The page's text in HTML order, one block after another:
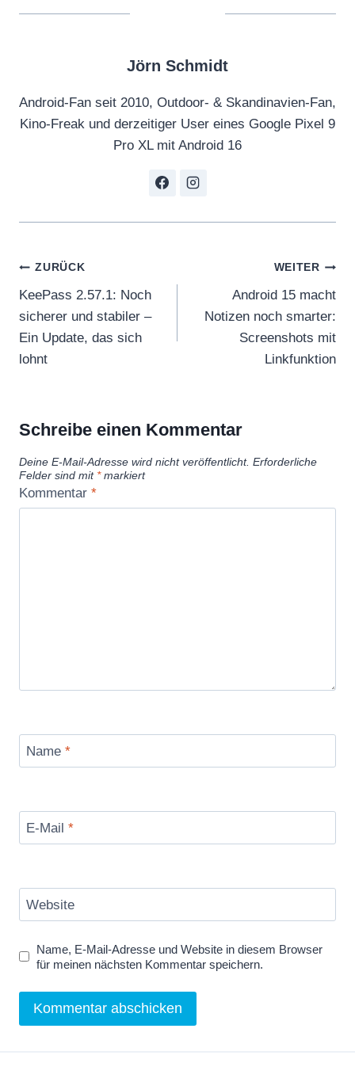
Jörn Schmidt
Android-Fan seit 2010, Outdoor- & Skandinavien-Fan,
Kino-Freak und derzeitiger User eines Google Pixel 9
Pro XL mit Android 16
Beitragsnavigation
ZURÜCK
KeePass 2.57.1: Noch
sicherer und stabiler –
Ein Update, das sich
lohnt
WEITER
Android 15 macht
Notizen noch smarter:
Screenshots mit
Linkfunktion
Schreibe einen Kommentar
Deine E-Mail-Adresse wird nicht veröffentlicht. Erforderliche
Felder sind mit *markiert
Kommentar *
Name *
E-Mail *
Website
Name, E-Mail-Adresse und Website in diesem Browser
für meinen nächsten Kommentar speichern.